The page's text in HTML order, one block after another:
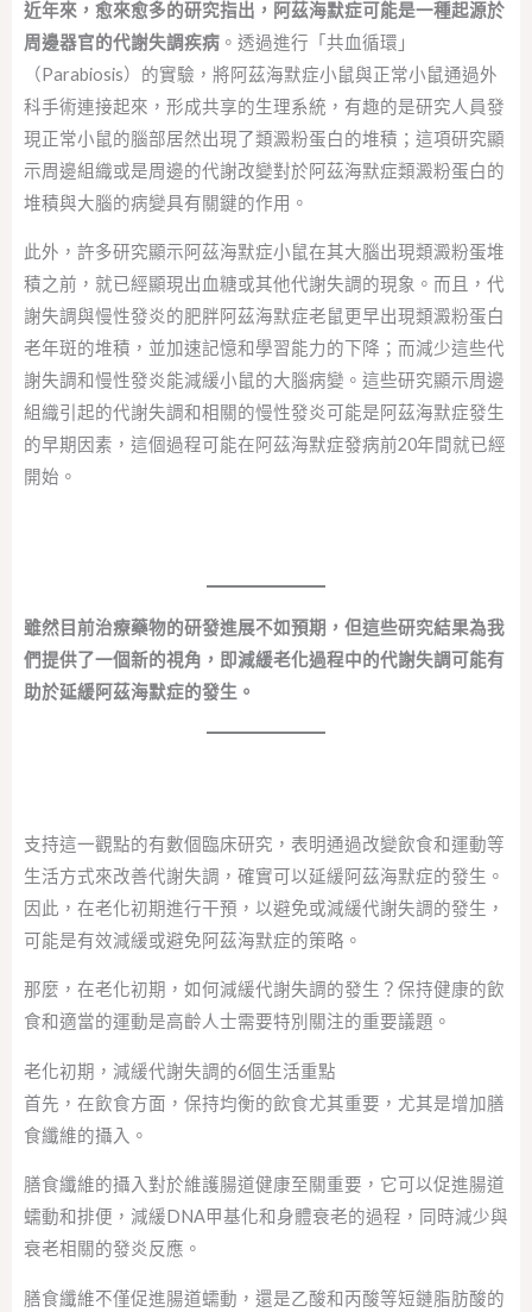
近年來，愈來愈多的研究指出，阿茲海默症可能是一種起源於
周邊器官的代謝失調疾病 。透過進行「共血循環」
（Parabiosis）的實驗，將阿茲海默症小鼠與正常小鼠通過外
科手術連接起來，形成共享的生理系統，有趣的是研究人員發
現正常小鼠的腦部居然出現了類澱粉蛋白的堆積；這項研究顯
示周邊組織或是周邊的代謝改變對於阿茲海默症類澱粉蛋白的
堆積與大腦的病變具有關鍵的作用。
此外，許多研究顯示阿茲海默症小鼠在其大腦出現類澱粉蛋堆
積之前，就已經顯現出血糖或其他代謝失調的現象。而且，代
謝失調與慢性發炎的肥胖阿茲海默症老鼠更早出現類澱粉蛋白
老年斑的堆積，並加速記憶和學習能力的下降；而減少這些代
謝失調和慢性發炎能減緩小鼠的大腦病變。這些研究顯示周邊
組織引起的代謝失調和相關的慢性發炎可能是阿茲海默症發生
的早期因素，這個過程可能在阿茲海默症發病前20年間就已經
開始。
雖然目前治療藥物的研發進展不如預期，但這些研究結果為我
們提供了一個新的視角，即減緩老化過程中的代謝失調可能有
助於延緩阿茲海默症的發生。
支持這一觀點的有數個臨床研究，表明通過改變飲食和運動等
生活方式來改善代謝失調，確實可以延緩阿茲海默症的發生。
因此，在老化初期進行干預，以避免或減緩代謝失調的發生，
可能是有效減緩或避免阿茲海默症的策略。
那麼，在老化初期，如何減緩代謝失調的發生？保持健康的飲
食和適當的運動是高齡人士需要特別關注的重要議題。
老化初期，減緩代謝失調的6個生活重點
首先，在飲食方面，保持均衡的飲食尤其重要，尤其是增加膳
食纖維的攝入。
膳食纖維的攝入對於維護腸道健康至關重要，它可以促進腸道
蠕動和排便，減緩DNA甲基化和身體衰老的過程，同時減少與
衰老相關的發炎反應。
膳食纖維不僅促進腸道蠕動，還是乙酸和丙酸等短鏈脂肪酸的